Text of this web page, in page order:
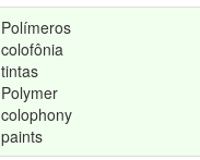
Polímeros
colofônia
tintas
Polymer
colophony
paints